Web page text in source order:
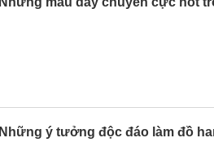
Những ý tưởng độc đáo làm đồ